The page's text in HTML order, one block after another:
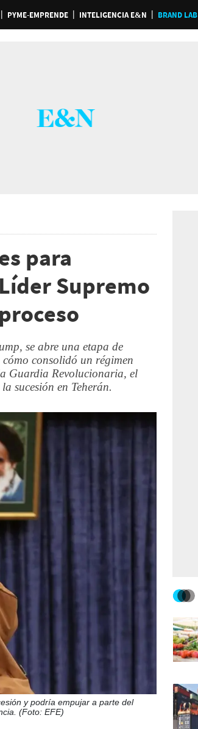
PYME-EMPRENDE INTELIGENCIA E&N BRAND LAB
para
Supremo
se abre una etapa de
consolidó un régimen
Guardia Revolucionaria, el
sucesión en Teherán.
y podría empujar a parte del
(Foto: EFE)